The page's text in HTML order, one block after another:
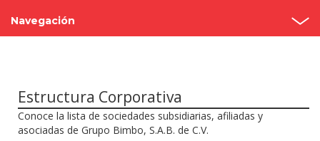
Navegación
Consejo de administración
Estructura Corporativa
Conoce la lista de sociedades subsidiarias, afiliadas y
asociadas de Grupo Bimbo, S.A.B. de C.V.